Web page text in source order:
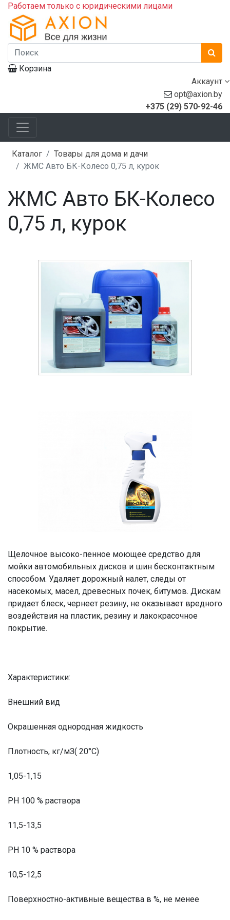
Работаем только с юридическими лицами
Корзина
Аккаунт
opt@axion.by
+375 (29) 570-92-46
Каталог
Товары для дома и дачи
ЖМС Авто БК-Колесо 0,75 л, курок
ЖМС Авто БК-Колесо
0,75 л, курок
Щелочное высоко-пенное моющее средство для
мойки автомобильных дисков и шин бесконтактным
способом. Удаляет дорожный налет, следы от
насекомых, масел, древесных почек, битумов. Дискам
придает блеск, чернеет резину, не оказывает вредного
воздействия на пластик, резину и лакокрасочное
покрытие.
Характеристики:
Внешний вид
Окрашенная однородная жидкость
Плотность, кг/мЗ( 20°С)
1,05-1,15
РН 100 % раствора
11,5-13,5
РН 10 % раствора
10,5-12,5
Поверхностно-активные вещества в %, не менее